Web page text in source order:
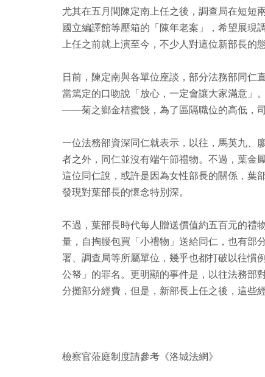
尤其在五月間陳定南上任之後，調查局在短短
國立編譯館等壓箱的「陳年老案」，希望展現
上任之前就上演至今，不少人對這位新部長的
日前，陳定南與各單位座談，部分法務部同仁
當篤定的口吻說「放心，一定會讓大家滿意」
——菊之鄉金桔蜜餞，為了區隔職位的高低，
一位法務部資深同仁就表示，以往，馬英九、
者之外，同仁並沒有端午節禮物。不過，葉金
這位同仁說，或許是因為女性部長的關係，葉
發現對葉部長的懷念特別深。
不過，葉部長時代每人贈送價值約五百元的禮
量，自掏腰包買「小禮物」送給同仁，也有部
署、調查局等所屬單位，幾乎也都打破以往慣
公帑」的罪名。更明顯的事件是，以往法務部
分攤部分經費，但是，新部長上任之後，這些
檢察官蒞庭制度請參考《洛城法網》